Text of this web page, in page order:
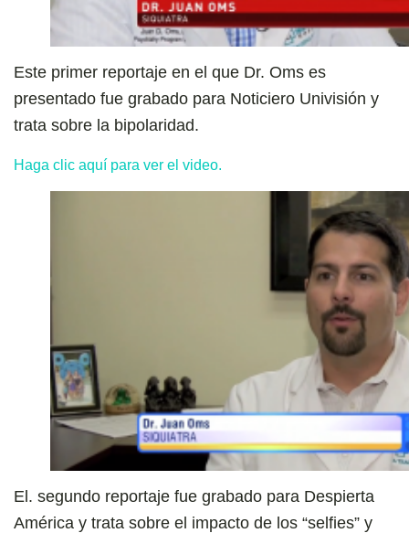
Este primer reportaje en el que Dr. Oms es
presentado fue grabado para Noticiero Univisión y
trata sobre la bipolaridad.
Haga clic aquí para ver el video.
El. segundo reportaje fue grabado para Despierta
América y trata sobre el impacto de los “selfies” y